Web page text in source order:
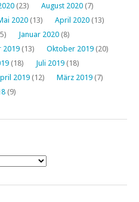
(23) August 2020 (7)
2020 (13) April 2020 (13)
Januar 2020 (8)
2019 (13) Oktober 2019 (20)
(18) Juli 2019 (18)
2019 (12) März 2019 (7)
(9)